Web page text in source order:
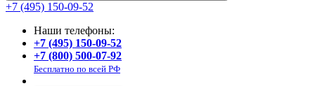
+7 (495) 150-09-52
Наши телефоны:
+7 (495) 150-09-52
+7 (800) 500-07-92
Бесплатно по всей РФ